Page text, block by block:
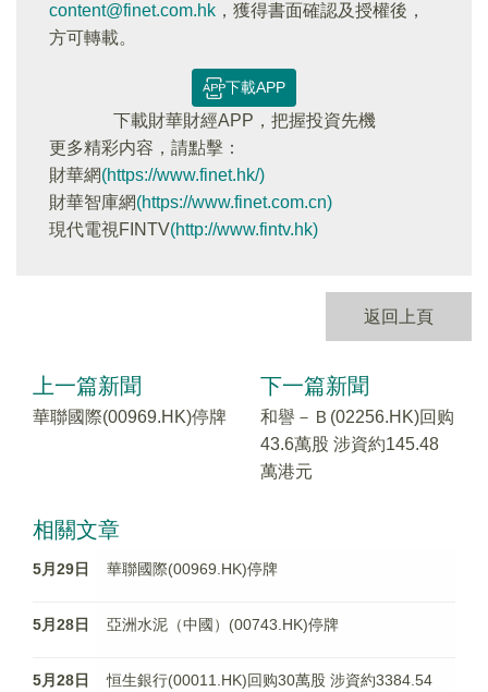
content@finet.com.hk ，獲得書面確認及授權後，
方可轉載。
下載APP
下載財華財經APP，把握投資先機
更多精彩内容，請點擊：
財華網(https://www.finet.hk/)
財華智庫網(https://www.finet.com.cn)
現代電視FINTV(http://www.fintv.hk)
返回上頁
上一篇新聞
華聯國際(00969.HK)停牌
下一篇新聞
和譽－Ｂ(02256.HK)回购
43.6萬股 涉資約145.48
萬港元
相關文章
5月29日 華聯國際(00969.HK)停牌
5月28日 亞洲水泥（中國）(00743.HK)停牌
5月28日
恒生銀行(00011.HK)回购30萬股 涉資約3384.54